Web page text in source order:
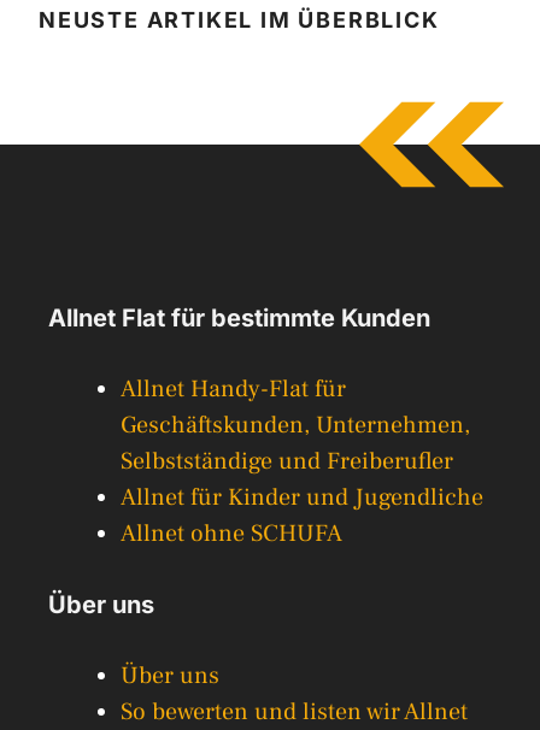
NEUSTE ARTIKEL IM ÜBERBLICK
Allnet Flat für bestimmte Kunden
Allnet Handy-Flat für
Geschäftskunden, Unternehmen,
Selbstständige und Freiberufler
Allnet für Kinder und Jugendliche
Allnet ohne SCHUFA
Über uns
Über uns
So bewerten und listen wir Allnet